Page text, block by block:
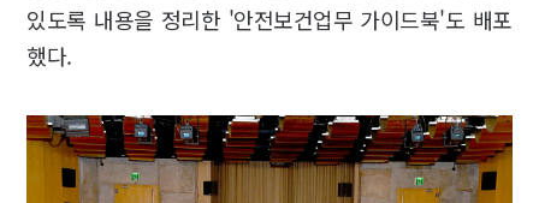
있도록 내용을 정리한 '안전보건업무 가이드북'도 배포
했다.